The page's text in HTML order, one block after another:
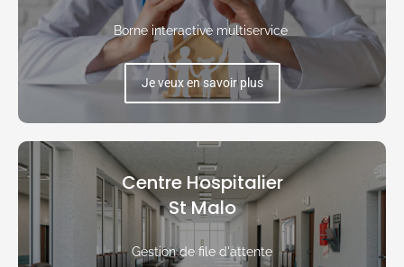
Borne interactive multiservice
Je veux en savoir plus
Centre Hospitalier
St Malo
Gestion de file d'attente